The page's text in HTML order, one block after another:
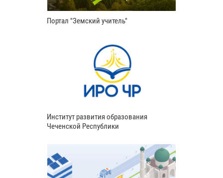
Портал "Земский учитель"
Институт развития образования
Чеченской Республики